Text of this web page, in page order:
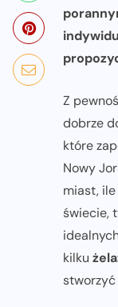
Z
dobrze
które
Nowy
miast,
świecie,
kilku
stworzyć